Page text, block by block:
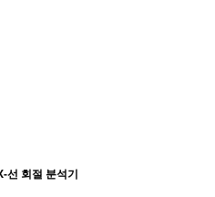
선 회절 분석기